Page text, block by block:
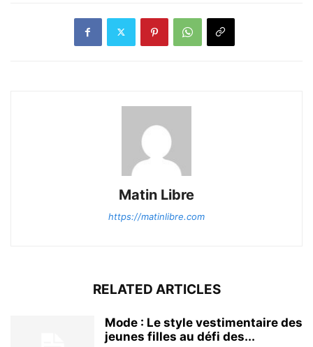
Matin Libre
https://matinlibre.com
RELATED ARTICLES
Mode : Le style vestimentaire des
jeunes filles au défi des...